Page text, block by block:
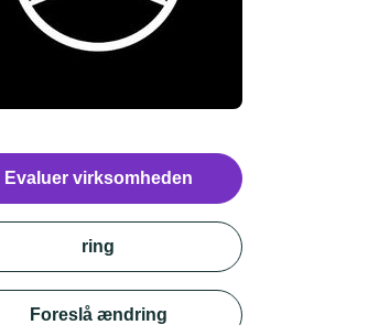
Evaluer virksomheden
ring
Foreslå ændring